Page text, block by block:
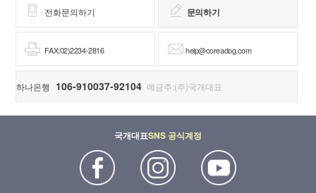
전화문의하기 문의하기
FAX:02)2234-2816 help@coreadog.com
하나은행 106-910037-92104 예금주:(주)국개대표
국개대표SNS 공식계정